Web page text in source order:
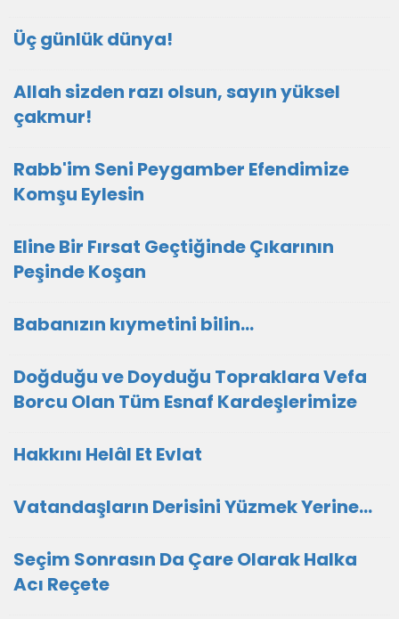
Üç günlük dünya!
Allah sizden razı olsun, sayın yüksel
çakmur!
Rabb'im Seni Peygamber Efendimize
Komşu Eylesin
Eline Bir Fırsat Geçtiğinde Çıkarının
Peşinde Koşan
Babanızın kıymetini bilin...
Doğduğu ve Doyduğu Topraklara Vefa
Borcu Olan Tüm Esnaf Kardeşlerimize
Hakkını Helâl Et Evlat
Vatandaşların Derisini Yüzmek Yerine…
Seçim Sonrasın Da Çare Olarak Halka
Acı Reçete